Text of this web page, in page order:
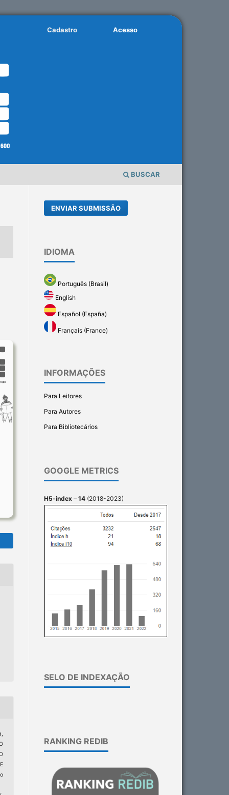
BUSCAR
Cadastro Acesso
ENVIAR SUBMISSÃO
IDIOMA
Português (Brasil)
English
Español (España)
Français (France)
INFORMAÇÕES
Para Leitores
Para Autores
Para Bibliotecários
GOOGLE METRICS
H5-index – 14 (2018-2023)
SELO DE INDEXAÇÃO
RANKING REDIB